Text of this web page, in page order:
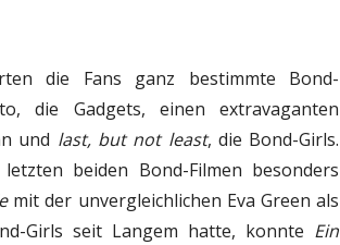
die Fans ganz bestimmte Bond-
die Gadgets, einen extravaganten
und last, but not least, die Bond-Girls.
beiden Bond-Filmen besonders
mit der unvergleichlichen Eva Green als
Girls seit Langem hatte, konnte Ein